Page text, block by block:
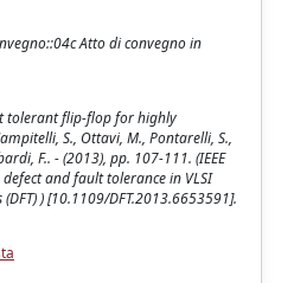
Atto di convegno in
tolerant flip-flop for highly
S., Ottavi, M., Pontarelli, S.,
F.. - (2013), pp. 107-111. (IEEE
and fault tolerance in VLSI
) [10.1109/DFT.2013.6653591].